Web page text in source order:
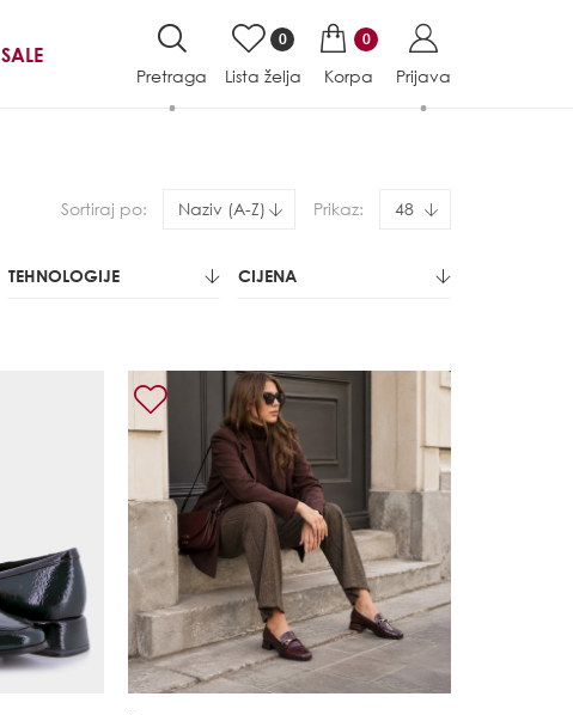
SALE
Pretraga
0
Lista želja
0
Korpa Prijava
Sortiraj po: Naziv (A-Z) Prikaz: 48
TEHNOLOGIJE CIJENA